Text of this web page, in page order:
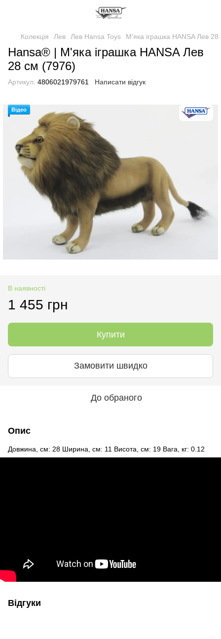
Колекція Лев Лев Hansa Toys М'яка іграшка HANSA Лев
Hansa® | М'яка іграшка HANSA Лев
28 см (7976)
Артикул: 4806021979761 Написати відгук
Відео
В наявності
1 455 грн
Купити
Замовити швидко
До обраного
Опис
Довжина, см: 28 Ширина, см: 11 Висота, см: 19 Вага, кг: 0.12
Відгуки